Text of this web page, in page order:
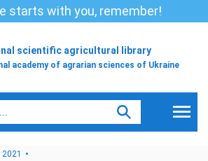
starts with you, remember!
scientific agricultural library
academy of agrarian sciences of Ukraine
2021